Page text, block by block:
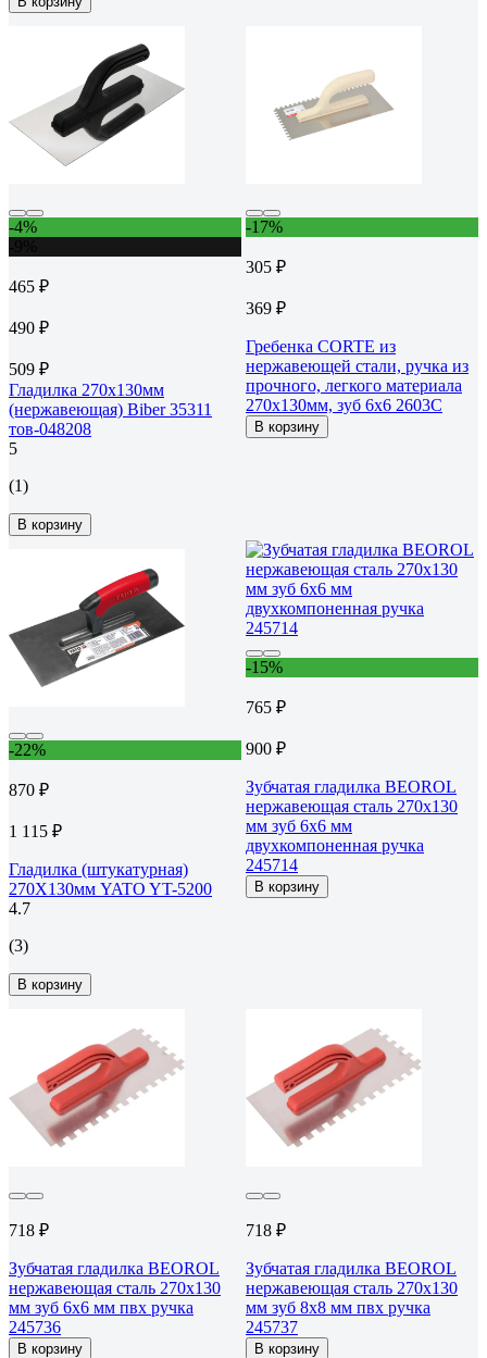
-4%
465 ₽
490 ₽
509 ₽
Гладилка 270х130мм
(нержавеющая) Biber 35311
тов-048208
5
(1)
В корзину
-17%
305 ₽
369 ₽
Гребенка CORTE из
нержавеющей стали, ручка из
прочного, легкого материала
270х130мм, зуб 6х6 2603С
В корзину
-22%
870 ₽
1 115 ₽
Гладилка (штукатурная)
270X130мм YATO YT-5200
4.7
(3)
В корзину
-15%
765 ₽
900 ₽
Зубчатая гладилка BEOROL
нержавеющая сталь 270x130
мм зуб 6x6 мм
двухкомпоненная ручка
245714
В корзину
718 ₽
Зубчатая гладилка BEOROL
нержавеющая сталь 270x130
мм зуб 6x6 мм пвх ручка
245736
В корзину
718 ₽
Зубчатая гладилка BEOROL
нержавеющая сталь 270x130
мм зуб 8x8 мм пвх ручка
245737
В корзину